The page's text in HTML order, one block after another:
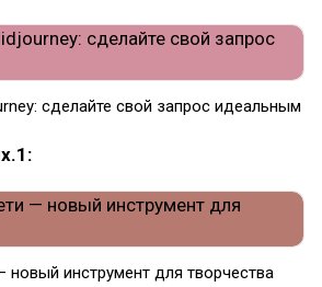
сделайте свой запрос идеальным
новый инструмент для творчества